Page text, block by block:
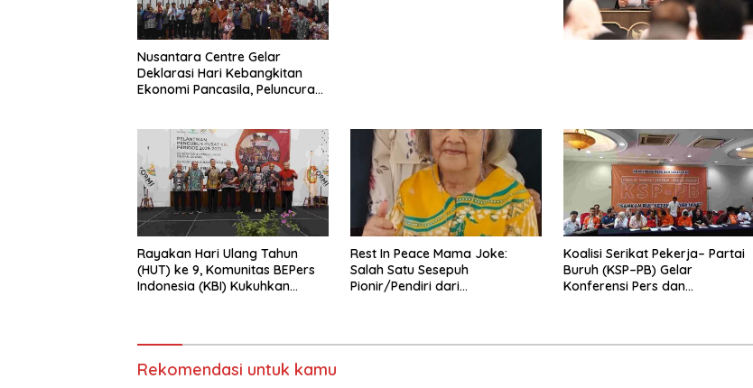
Nusantara Centre Gelar
Deklarasi Hari Kebangkitan
Ekonomi Pancasila, Peluncuran
Penjajahan (Pergolakan
Ekonomi Politik Indonesia) &
Simposium Nasional “Urgensi
Undang-Undang Perekonomian
Nasional dan Kesejahteraan
Sosial dalam Menata Bangsa
Menuju Indonesia Emas 2045”,
Rayakan Hari Ulang Tahun
(HUT) ke 9, Komunitas BEPers
Indonesia (KBI) Kukuhkan
Pengembangan Organisasi KBI
yang Berbasis Riset di seluruh
Rest In Peace Mama Joke:
Salah Satu Sesepuh
Pionir/Pendiri dari
Koalisi Serikat Pekerja– Partai
Buruh (KSP–PB) Gelar
Konferensi Pers dan
RUU Ketenagakerjaan Baru.
Rekomendasi untuk kamu